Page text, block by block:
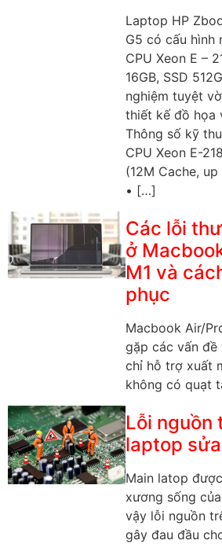
Laptop HP
G5 có cấu hình
CPU Xeon E –
16GB, SSD
nghiệm tuyệt
thiết kế đồ họa
Thông số kỹ
CPU Xeon E-
(12M Cache,
• […]
Các lỗi
ở
M1 và
phục
Macbook Air/
gặp các vấn đề
chỉ hỗ trợ xuất
không có quạt
Lỗi nguồn
laptop
Main latop
xương sống
vậy lỗi nguồn
gây đau đầu